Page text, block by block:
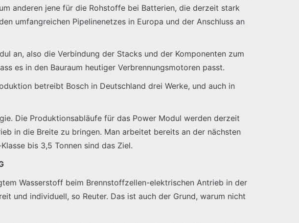
anderen jene für die Rohstoffe bei Batterien, die derzeit stark
umfangreichen Pipelinenetzes in Europa und der Anschluss an
an, also die Verbindung der Stacks und der Komponenten zum
es in den Bauraum heutiger Verbrennungsmotoren passt.
betreibt Bosch in Deutschland drei Werke, und auch in
Die Produktionsabläufe für das Power Modul werden derzeit
in die Breite zu bringen. Man arbeitet bereits an der nächsten
bis 3,5 Tonnen sind das Ziel.
Wasserstoff beim Brennstoffzellen-elektrischen Antrieb in der
und individuell, so Reuter. Das ist auch der Grund, warum nicht